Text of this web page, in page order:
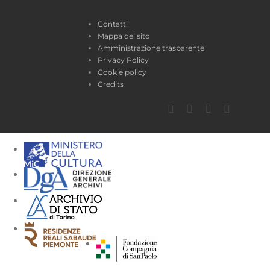
Contatti
Mappa del sito
Amministrazione trasparente
Privacy Policy
Cookie policy
Credits
Facebook
TwitterYouTube